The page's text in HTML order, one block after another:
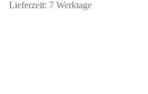
Lieferzeit: 7 Werktage